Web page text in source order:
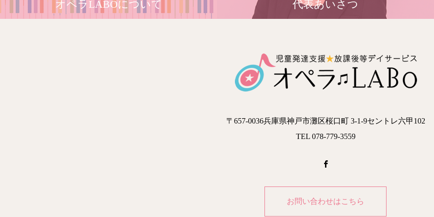
オペラLABOについて 代表あいさつ
〒657-0036兵庫県神戸市灘区桜口町 3-1-9セントレ六甲102
TEL 078-779-3559
お問い合わせはこちら